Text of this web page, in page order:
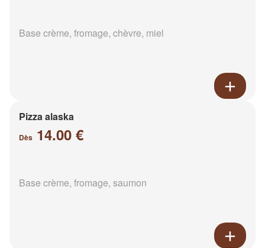
Base crème, fromage, chèvre, miel
Pizza alaska
Dès 14.00 €
Base crème, fromage, saumon